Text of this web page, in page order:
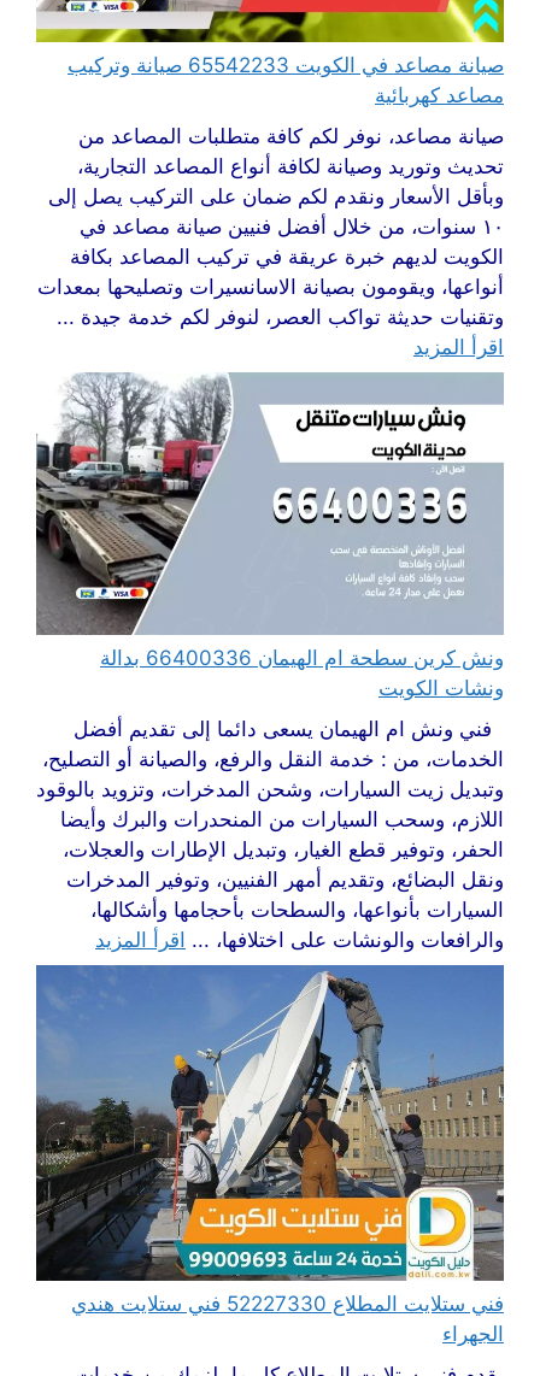
صيانة مصاعد في الكويت 65542233 صيانة وتركيب
مصاعد كهربائية
صيانة مصاعد، نوفر لكم كافة متطلبات المصاعد من
تحديث وتوريد وصيانة لكافة أنواع المصاعد التجارية،
وبأقل الأسعار ونقدم لكم ضمان على التركيب يصل إلى
١٠ سنوات، من خلال أفضل فنيين صيانة مصاعد في
الكويت لديهم خبرة عريقة في تركيب المصاعد بكافة
أنواعها، ويقومون بصيانة الاسانسيرات وتصليحها بمعدات
وتقنيات حديثة تواكب العصر، لنوفر لكم خدمة جيدة ...
اقرأ المزيد
ونش كرين سطحة ام الهيمان 66400336 بدالة
ونشات الكويت
فني ونش ام الهيمان يسعى دائما إلى تقديم أفضل
الخدمات، من : خدمة النقل والرفع، والصيانة أو التصليح،
وتبديل زيت السيارات، وشحن المدخرات، وتزويد بالوقود
اللازم، وسحب السيارات من المنحدرات والبرك وأيضا
الحفر، وتوفير قطع الغيار، وتبديل الإطارات والعجلات،
ونقل البضائع، وتقديم أمهر الفنيين، وتوفير المدخرات
السيارات بأنواعها، والسطحات بأحجامها وأشكالها،
والرافعات والونشات على اختلافها، ... اقرأ المزيد
فني ستلايت المطلاع 52227330 فني ستلايت هندي
الجهراء